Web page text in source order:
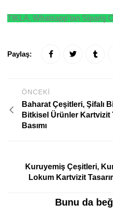
TIKLA, Whatsapp’tan Sipariş
Paylaş:
ÖNCEKI
Baharat Çeşitleri, Şifalı
Bitkisel Ürünler Kartvizit
Basımı
Kuruyemiş Çeşitleri,
Lokum Kartvizit
Bunu da